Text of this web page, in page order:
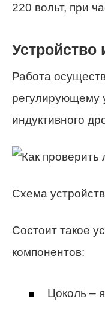
220 вольт, при
Устройство
Работа
регулирующему
индуктивного
Схема
Состоит такое
компонентов:
Цоколь –